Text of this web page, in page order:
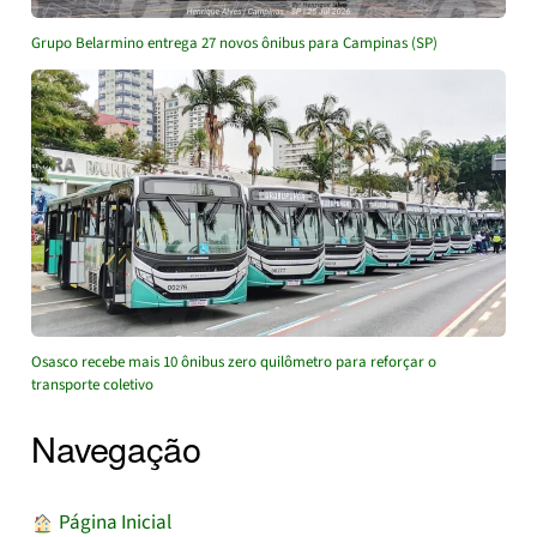
Grupo Belarmino entrega 27 novos ônibus para Campinas (SP)
Osasco recebe mais 10 ônibus zero quilômetro para reforçar o
transporte coletivo
Navegação
︎ Página Inicial